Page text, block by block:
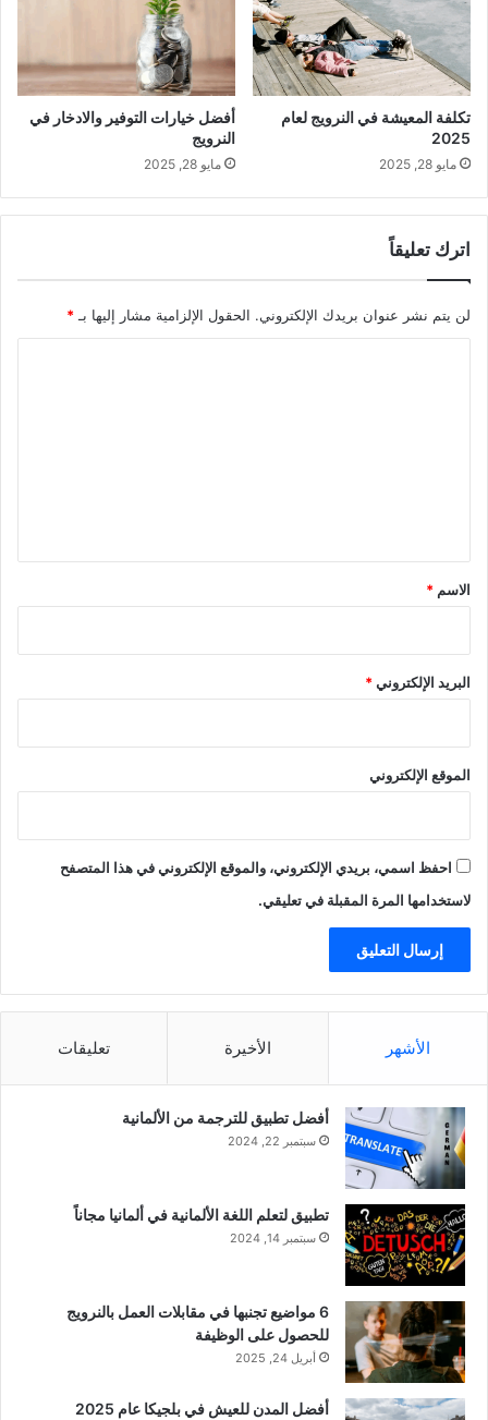
تكلفة المعيشة في النرويج لعام
2025
مايو 28, 2025
أفضل خيارات التوفير والادخار في
النرويج
مايو 28, 2025
اترك تعليقاً
لن يتم نشر عنوان بريدك الإلكتروني. الحقول الإلزامية مشار إليها بـ *
*
الاسم *
البريد الإلكتروني*
الموقع الإلكتروني
احفظ اسمي، بريدي الإلكتروني، والموقع الإلكتروني في هذا المتصفح
لاستخدامها المرة المقبلة في تعليقي.
الأشهر الأخيرة تعليقات
أفضل تطبيق للترجمة من الألمانية
سبتمبر 22, 2024
تطبيق لتعلم اللغة الألمانية في ألمانيا مجاناً
سبتمبر 14, 2024
6 مواضيع تجنبها في مقابلات العمل بالنرويج
للحصول على الوظيفة
أبريل 24, 2025
أفضل المدن للعيش في بلجيكا عام 2025